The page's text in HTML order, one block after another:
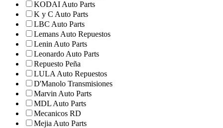
KODAI Auto Parts
K y C Auto Parts
LBC Auto Parts
Lemans Auto Repuestos
Lenin Auto Parts
Leonardo Auto Parts
Repuesto Peña
LULA Auto Repuestos
D'Manolo Transmisiones
Marvin Auto Parts
MDL Auto Parts
Mecanicos RD
Mejia Auto Parts